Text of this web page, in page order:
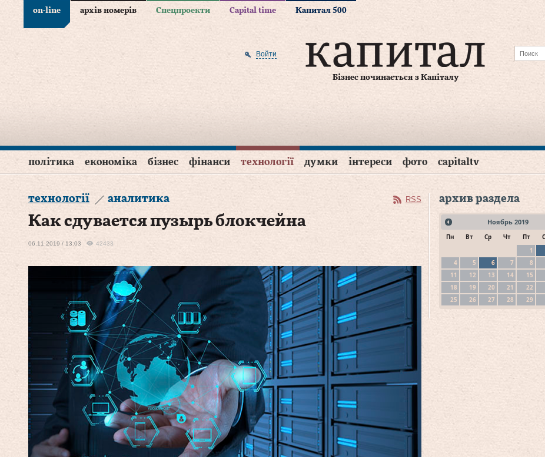
on-line архів номерів Спецпроекти Capital time Капитал 500
Бізнес починається з Капіталу
Войти
політика економіка бізнес фінанси технології думки інтереси фото capitaltv
технології аналитика RSS
Как сдувается пузырь блокчейна
06.11.2019 / 13:03 42433
архив раздела
Ноябрь 2019
Пн Вт Ср Чт Пт
1
4
5 6 7 8
11
12 13 14 15
18
19 20 21 22
25
26 27 28 29